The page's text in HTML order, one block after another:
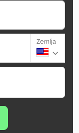
Zemlja